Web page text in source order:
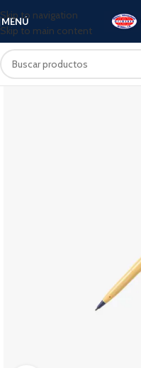
Skip to navigation
Skip to main content
MENÚ